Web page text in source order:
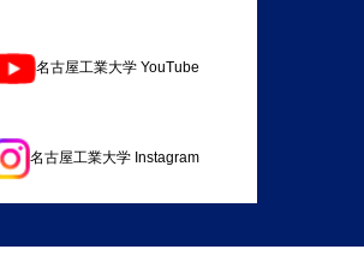
名古屋工業大学 YouTube
名古屋工業大学 Instagram